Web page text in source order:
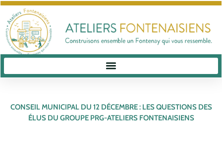
CONSEIL MUNICIPAL DU 12 DÉCEMBRE : LES QUESTIONS DES
ÉLUS DU GROUPE PRG-ATELIERS FONTENAISIENS